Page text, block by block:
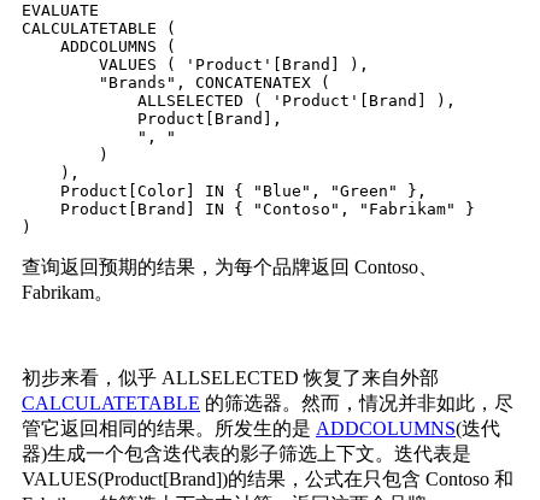
EVALUATE
CALCULATETABLE (
    ADDCOLUMNS (
        VALUES ( 'Product'[Brand] ),
        "Brands", CONCATENATEX (
            ALLSELECTED ( 'Product'[Brand] ),
            Product[Brand],
            ", "
        )
    ),
    Product[Color] IN { "Blue", "Green" },
    Product[Brand] IN { "Contoso", "Fabrikam" }
)
查询返回预期的结果，为每个品牌返回 Contoso、
Fabrikam。
初步来看，似乎 ALLSELECTED 恢复了来自外部
CALCULATETABLE 的筛选器。然而，情况并非如此，尽
管它返回相同的结果。所发生的是 ADDCOLUMNS(迭代
器)生成一个包含迭代表的影子筛选上下文。迭代表是
VALUES(Product[Brand])的结果，公式在只包含 Contoso 和